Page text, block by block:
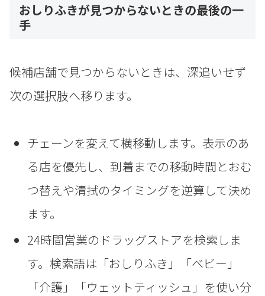
おしりふきが見つからないときの最後の一
手
候補店舗で見つからないときは、深追いせず
次の選択肢へ移ります。
チェーンを変えて横移動します。表示のあ
る店を優先し、到着までの移動時間とおむ
つ替えや清拭のタイミングを逆算して決め
ます。
24時間営業のドラッグストアを検索しま
す。検索語は「おしりふき」「ベビー」
「介護」「ウェットティッシュ」を使い分